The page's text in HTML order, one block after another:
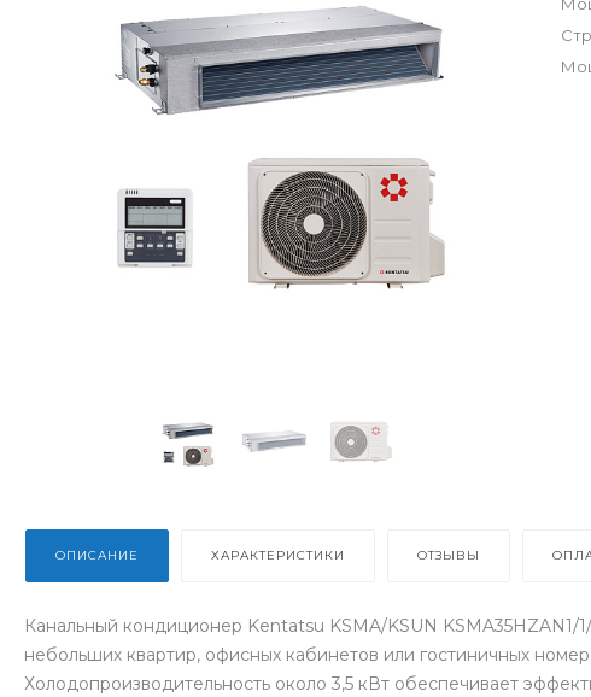
ОПИСАНИЕ ХАРАКТЕРИСТИКИ ОТЗЫВЫ
Канальный кондиционер Kentatsu KSMA/KSUN KSMA35HZAN1/
небольших квартир, офисных кабинетов или гостиничных
Холодопроизводительность около 3,5 кВт обеспечивает